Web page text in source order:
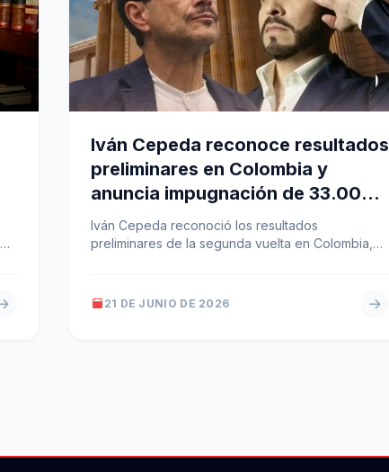
Iván Cepeda reconoce resultados
preliminares en Colombia y
anuncia impugnación de 33.000
mesas
Iván Cepeda reconoció los resultados
preliminares de la segunda vuelta en Colombia,
21 DE JUNIO DE 2026